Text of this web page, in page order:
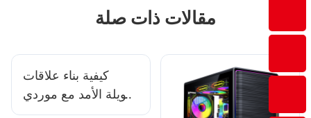
مقالات ذات صلة
كيفية بناء علاقات
طويلة الأمد مع موردي
ملحقات الألعاب؟